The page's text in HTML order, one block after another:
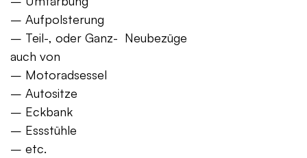
– Aufpolsterung
– Teil-, oder Ganz- Neubezüge
auch von
– Motoradsessel
– Autositze
– Eckbank
– Essstühle
– etc.